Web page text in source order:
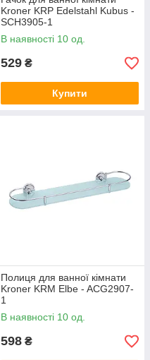
Kroner KRP Edelstahl Kubus -
SCH3905-1
В наявності 10 од.
529 ₴
Купити
Полиця для ванної кімнати
Kroner KRM Elbe - ACG2907-
1
В наявності 10 од.
598 ₴